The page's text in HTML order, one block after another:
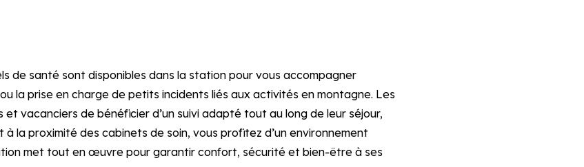
de santé sont disponibles dans la station pour vous accompagner
la prise en charge de petits incidents liés aux activités en montagne. Les
vacanciers de bénéficier d’un suivi adapté tout au long de leur séjour,
la proximité des cabinets de soin, vous profitez d’un environnement
met tout en œuvre pour garantir confort, sécurité et bien-être à ses